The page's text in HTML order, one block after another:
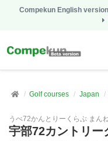
Compekun English version
Golf courses Japan
うべ72かんとりーくらぶ まん
宇部72カントリー